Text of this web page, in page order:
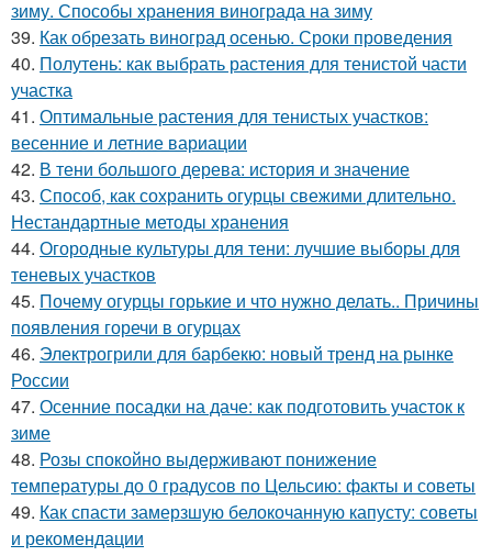
зиму. Способы хранения винограда на зиму
39. Как обрезать виноград осенью. Сроки проведения
40. Полутень: как выбрать растения для тенистой части
участка
41. Оптимальные растения для тенистых участков:
весенние и летние вариации
42. В тени большого дерева: история и значение
43. Способ, как сохранить огурцы свежими длительно.
Нестандартные методы хранения
44. Огородные культуры для тени: лучшие выборы для
теневых участков
45. Почему огурцы горькие и что нужно делать.. Причины
появления горечи в огурцах
46. Электрогрили для барбекю: новый тренд на рынке
России
47. Осенние посадки на даче: как подготовить участок к
зиме
48. Розы спокойно выдерживают понижение
температуры до 0 градусов по Цельсию: факты и советы
49. Как спасти замерзшую белокочанную капусту: советы
и рекомендации